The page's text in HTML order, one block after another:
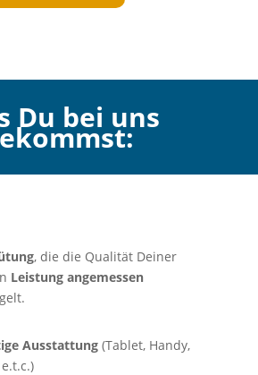
Du bei uns
, die die Qualität Deiner
Leistung angemessen
Ausstattung(Tablet, Handy,